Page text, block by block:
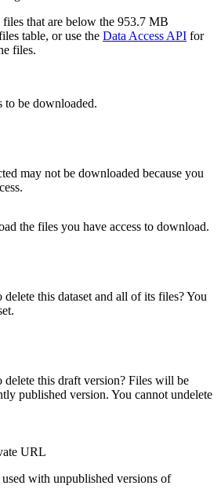
that are below the 953.7 MB
table, or use the Data Access API for
files.
to be downloaded.
may not be downloaded because you
the files you have access to download.
this dataset and all of its files? You
this draft version? Files will be
published version. You cannot undelete
URL
with unpublished versions of